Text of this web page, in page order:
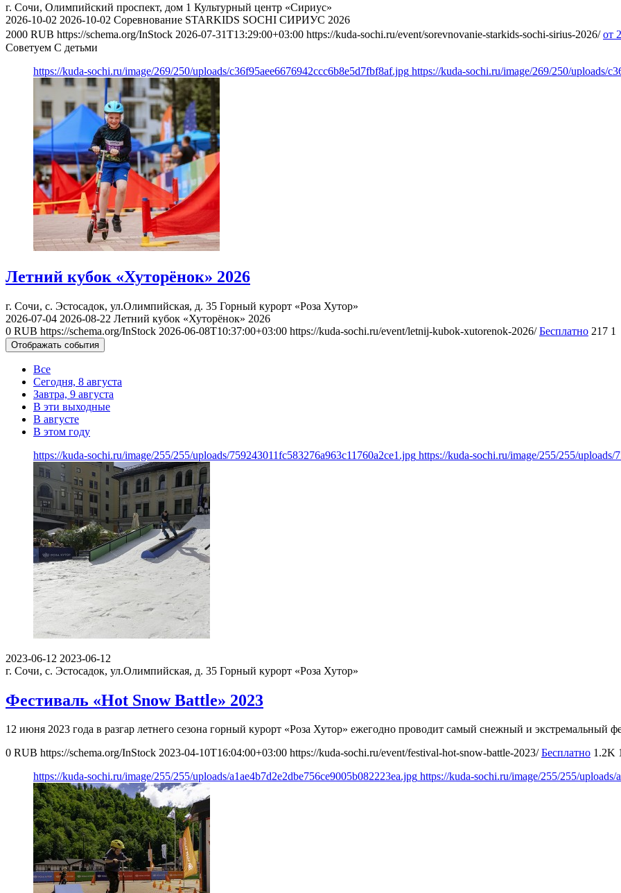
г. Сочи, Олимпийский проспект, дом 1 Культурный центр «Сириус»
2026-10-02 2026-10-02 Соревнование STARKIDS SOCHI СИРИУС 2026
2000 RUB https://schema.org/InStock 2026-07-31T13:29:00+03:00 https://kuda-sochi.ru/event/sorevnovanie-starkids-sochi-sirius-2026/ от
Советуем С детьми
https://kuda-sochi.ru/image/269/250/uploads/c36f95aee6676942ccc6b8e5d7fbf8af.jpg https://kuda-sochi.ru/image/269/250/uploads/
Летний кубок «Хуторёнок» 2026
г. Сочи, с. Эстосадок, ул.Олимпийская, д. 35 Горный курорт «Роза Хутор»
2026-07-04 2026-08-22 Летний кубок «Хуторёнок» 2026
0 RUB https://schema.org/InStock 2026-06-08T10:37:00+03:00 https://kuda-sochi.ru/event/letnij-kubok-xutorenok-2026/ Бесплатно 217 1
Отображать события
Все
Сегодня, 8 августа
Завтра, 9 августа
В эти выходные
В августе
В этом году
https://kuda-sochi.ru/image/255/255/uploads/759243011fc583276a963c11760a2ce1.jpg https://kuda-sochi.ru/image/255/255/
2023-06-12 2023-06-12
г. Сочи, с. Эстосадок, ул.Олимпийская, д. 35 Горный курорт «Роза Хутор»
Фестиваль «Hot Snow Battle» 2023
12 июня 2023 года в разгар летнего сезона горный курорт «Роза Хутор» ежегодно проводит самый снежный и экстремальный
0 RUB https://schema.org/InStock 2023-04-10T16:04:00+03:00 https://kuda-sochi.ru/event/festival-hot-snow-battle-2023/ Бесплатно 1.2K
https://kuda-sochi.ru/image/255/255/uploads/a1ae4b7d2e2dbe756ce9005b082223ea.jpg https://kuda-sochi.ru/image/255/255/